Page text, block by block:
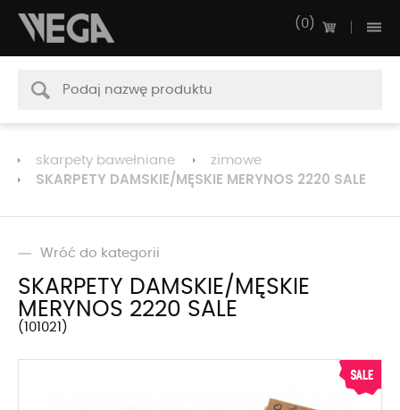
0
skarpety bawełniane zimowe
SKARPETY DAMSKIE/MĘSKIE MERYNOS 2220 SALE
Wróć do kategorii
SKARPETY DAMSKIE/MĘSKIE
MERYNOS 2220 SALE
101021